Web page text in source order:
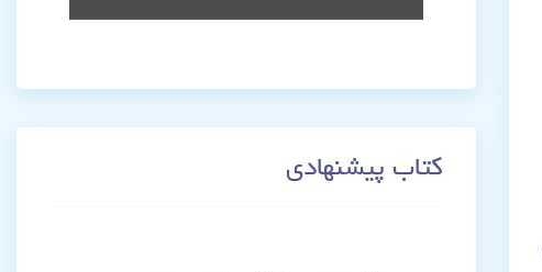
کتاب پیشنهادی